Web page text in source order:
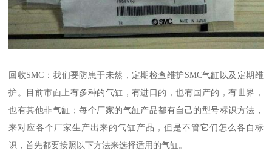
回收SMC：我们要防患于未然，定期检查维护SMC气缸以及定期维
护。目前市面上有多种的气缸，有进口的，也有国产的，有世界，
也有其他非气缸；每个厂家的气缸产品都有自己的型号标识方法，
来对应各个厂家生产出来的气缸产品，但是不管它们怎么各自标
识，首先都要按照以下方法来选择适用的气缸。